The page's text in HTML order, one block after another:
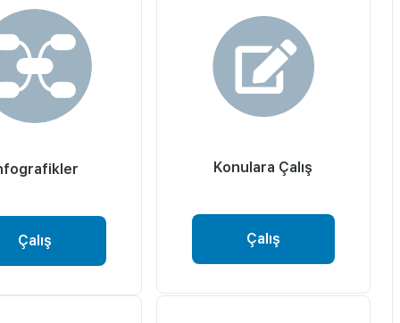
Çalış
Konulara Çalış
Çalış